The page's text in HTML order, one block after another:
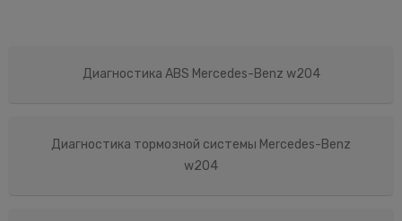
Диагностика ABS Mercedes-Benz w204
Диагностика тормозной системы Mercedes-Benz
w204